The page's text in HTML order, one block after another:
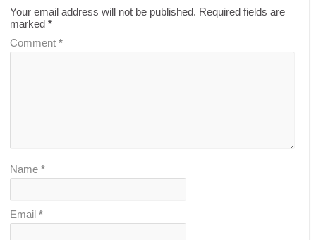
Your email address will not be published. Required fields are
marked*
Comment*
Name*
Email*